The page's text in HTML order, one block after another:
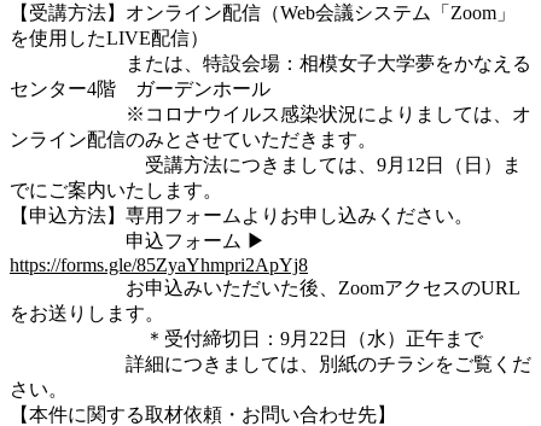
【受講方法】オンライン配信（Web会議システム「Zoom」
を使用したLIVE配信）
または、特設会場：相模女子大学夢をかなえる
センター4階 ガーデンホール
※コロナウイルス感染状況によりましては、オ
ンライン配信のみとさせていただきます。
受講方法につきましては、9月12日（日）ま
でにご案内いたします。
【申込方法】専用フォームよりお申し込みください。
申込フォーム ▶
https://forms.gle/85ZyaYhmpri2ApYj8
お申込みいただいた後、ZoomアクセスのURL
をお送りします。
＊受付締切日：9月22日（水）正午まで
詳細につきましては、別紙のチラシをご覧くだ
さい。
【本件に関する取材依頼・お問い合わせ先】